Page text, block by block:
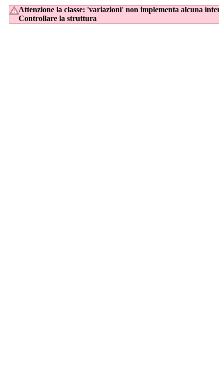
Attenzione la classe: 'variazioni' non implementa alcuna
Controllare la struttura